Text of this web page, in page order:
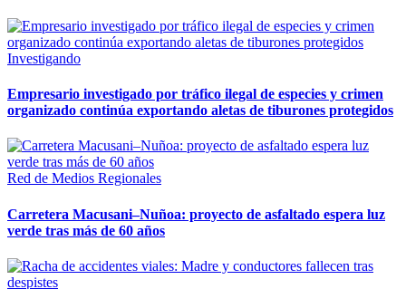
Investigando
Empresario investigado por tráfico ilegal de especies y crimen
organizado continúa exportando aletas de tiburones protegidos
Red de Medios Regionales
Carretera Macusani–Nuñoa: proyecto de asfaltado espera luz
verde tras más de 60 años